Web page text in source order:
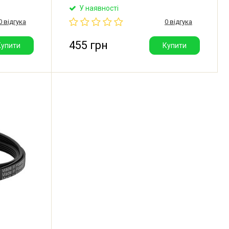
відгука
Оригінальний ремінь приводу
Атлант. Офіційно постачається з
ременя Hutchinson 7PHE 1162.
Виробник: Better (Польща).
У наявності
0 відгука
455 грн Купити